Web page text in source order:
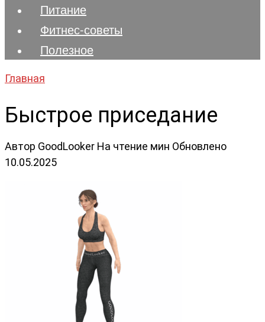
Питание
Фитнес-советы
Полезноe
Главная
Быстрое приседание
Автор GoodLooker На чтение мин Обновлено
10.05.2025